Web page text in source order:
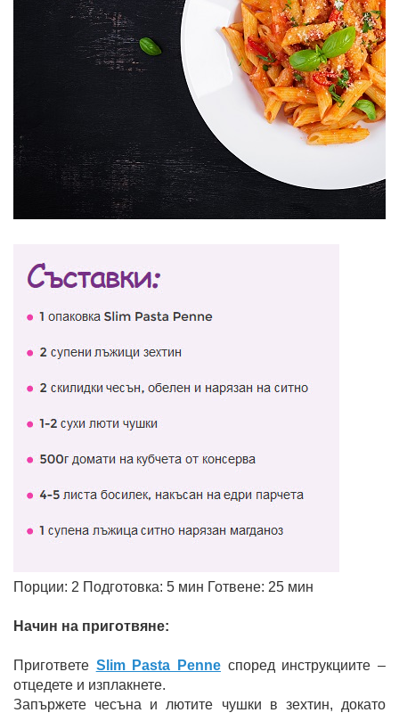
Порции: 2 Подготовка: 5 мин Готвене: 25 мин
Начин на приготвяне:
Пригответе Slim Pasta Penne според инструкциите –
отцедете и изплакнете.
Запържете чесъна и лютите чушки в зехтин, докато